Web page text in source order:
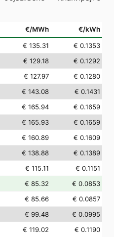
€/MWh €/kWh
€ 135.31
€ 0.1353
€ 129.18
€ 0.1292
€ 127.97
€ 0.1280
€ 143.08
€ 0.1431
€ 165.94
€ 0.1659
€ 165.93
€ 0.1659
€ 160.89
€ 0.1609
€ 138.88
€ 0.1389
€ 115.11
€ 0.1151
€ 85.32
€ 0.0853
€ 85.66
€ 0.0857
€ 99.48
€ 0.0995
€ 119.02
€ 0.1190